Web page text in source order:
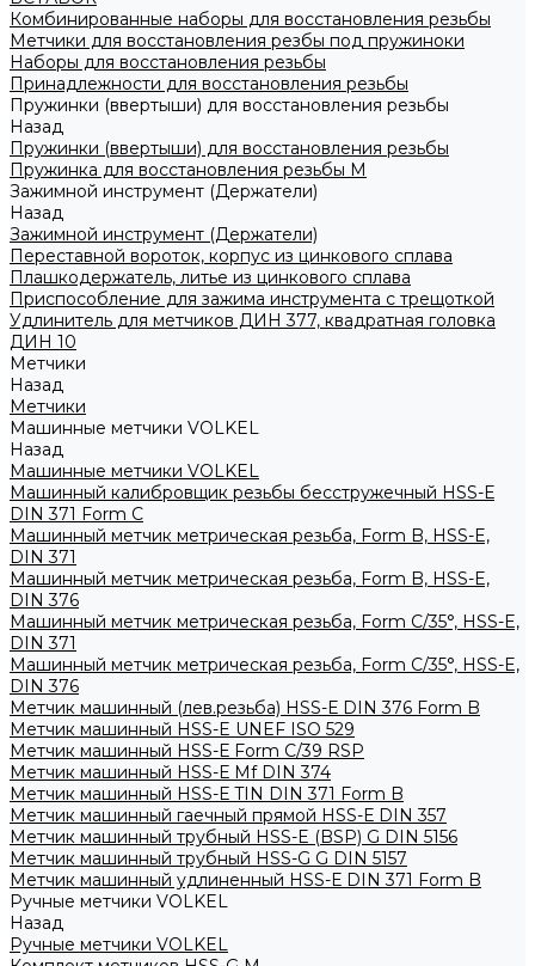
Комбинированные наборы для восстановления резьбы
Метчики для восстановления резбы под пружиноки
Наборы для восстановления резьбы
Принадлежности для восстановления резьбы
Пружинки (ввертыши) для восстановления резьбы
Назад
Пружинки (ввертыши) для восстановления резьбы
Пружинка для восстановления резьбы M
Зажимной инструмент (Держатели)
Назад
Зажимной инструмент (Держатели)
Переставной вороток, корпус из цинкового сплава
Плашкодержатель, литье из цинкового сплава
Приспособление для зажима инструмента с трещоткой
Удлинитель для метчиков ДИН 377, квадратная головка
ДИН 10
Метчики
Назад
Метчики
Машинные метчики VOLKEL
Назад
Машинные метчики VOLKEL
Машинный калибровщик резьбы бесстружечный HSS-Е
DIN 371 Form C
Машинный метчик метрическая резьба, Form B, HSS-E,
DIN 371
Машинный метчик метрическая резьба, Form B, HSS-E,
DIN 376
Машинный метчик метрическая резьба, Form С/35°, HSS-E,
DIN 371
Машинный метчик метрическая резьба, Form С/35°, HSS-E,
DIN 376
Метчик машинный (лев.резьба) HSS-Е DIN 376 Form B
Метчик машинный HSS-E UNEF ISO 529
Метчик машинный HSS-Е Form C/39 RSP
Метчик машинный HSS-Е Mf DIN 374
Метчик машинный HSS-Е TIN DIN 371 Form B
Метчик машинный гаечный прямой HSS-Е DIN 357
Метчик машинный трубный HSS-E (BSP) G DIN 5156
Метчик машинный трубный HSS-G G DIN 5157
Метчик машинный удлиненный HSS-Е DIN 371 Form B
Ручные метчики VOLKEL
Назад
Ручные метчики VOLKEL